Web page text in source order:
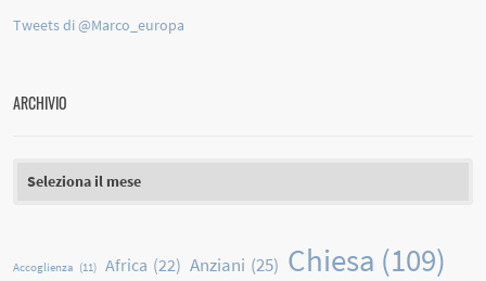
Tweets di @Marco_europa
ARCHIVIO
Accoglienza (11) Africa (22) Anziani (25) Chiesa (109)